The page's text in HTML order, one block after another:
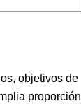
objetivos de
proporción